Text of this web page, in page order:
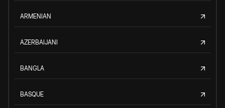
ARMENIAN
AZERBAIJANI
BANGLA
BASQUE